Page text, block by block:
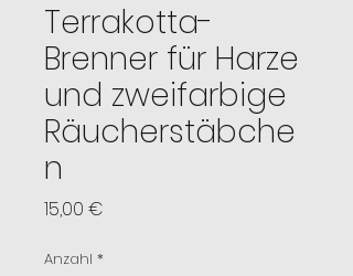
Terrakotta-
Brenner für Harze
und zweifarbige
Räucherstäbche
n
15,00 €
Anzahl *